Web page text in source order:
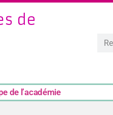
de
de l’académie